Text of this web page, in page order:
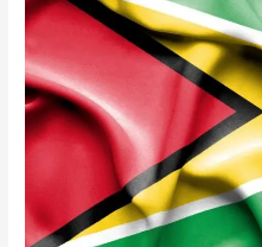
femme
originaire
du
Guyane
fonde
une
Canada